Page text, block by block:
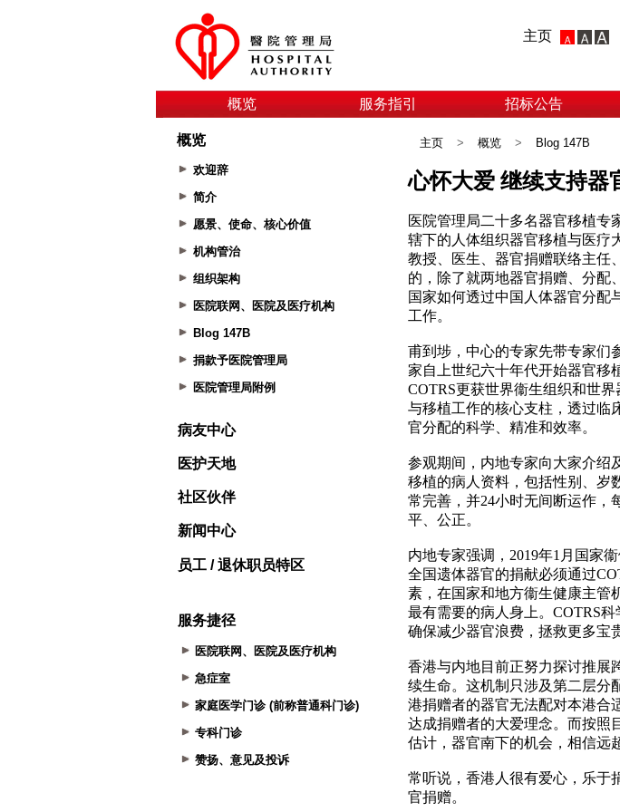
主页
概览 服务指引 招标公告
概览
欢迎辞
简介
愿景、使命、核心价值
机构管治
组织架构
医院联网、医院及医疗机构
Blog 147B
捐款予医院管理局
医院管理局附例
病友中心
医护天地
社区伙伴
新闻中心
员工 / 退休职员特区
服务捷径
医院联网、医院及医疗机构
急症室
家庭医学门诊 (前称普通科门诊)
专科门诊
赞扬、意见及投诉
主页 > 概览 > Blog 147B